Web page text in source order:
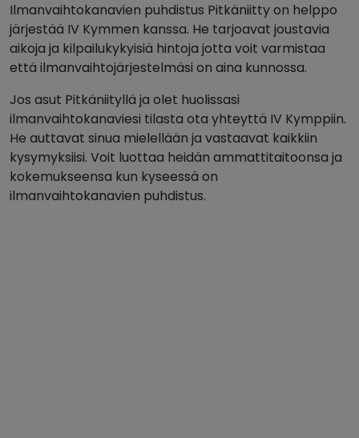
Ilmanvaihtokanavien puhdistus Pitkäniitty on helppo
järjestää IV Kymmen kanssa. He tarjoavat joustavia
aikoja ja kilpailukykyisiä hintoja jotta voit varmistaa
että ilmanvaihtojärjestelmäsi on aina kunnossa.
Jos asut Pitkäniityllä ja olet huolissasi
ilmanvaihtokanaviesi tilasta ota yhteyttä IV Kymppiin.
He auttavat sinua mielellään ja vastaavat kaikkiin
kysymyksiisi. Voit luottaa heidän ammattitaitoonsa ja
kokemukseensa kun kyseessä on
ilmanvaihtokanavien puhdistus.